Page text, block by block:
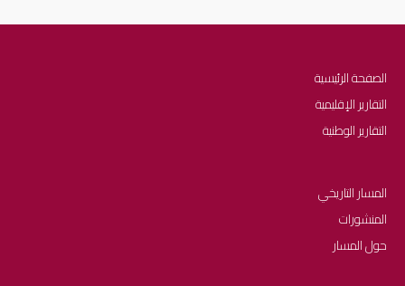
الصفحة الرئيسية
التقارير الإقليمية
التقارير الوطنية
المسار التاريخي
المنشورات
حول المسار